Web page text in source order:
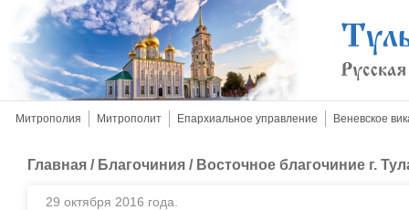
Митрополия Митрополит Епархиальное управление Веневское
Главная / Благочиния / Восточное благочиние г.
29 октября 2016 года.